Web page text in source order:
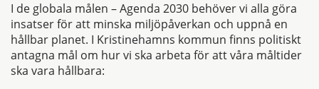
I de globala målen – Agenda 2030 behöver vi alla göra
insatser för att minska miljöpåverkan och uppnå en
hållbar planet. I Kristinehamns kommun finns politiskt
antagna mål om hur vi ska arbeta för att våra måltider
ska vara hållbara: